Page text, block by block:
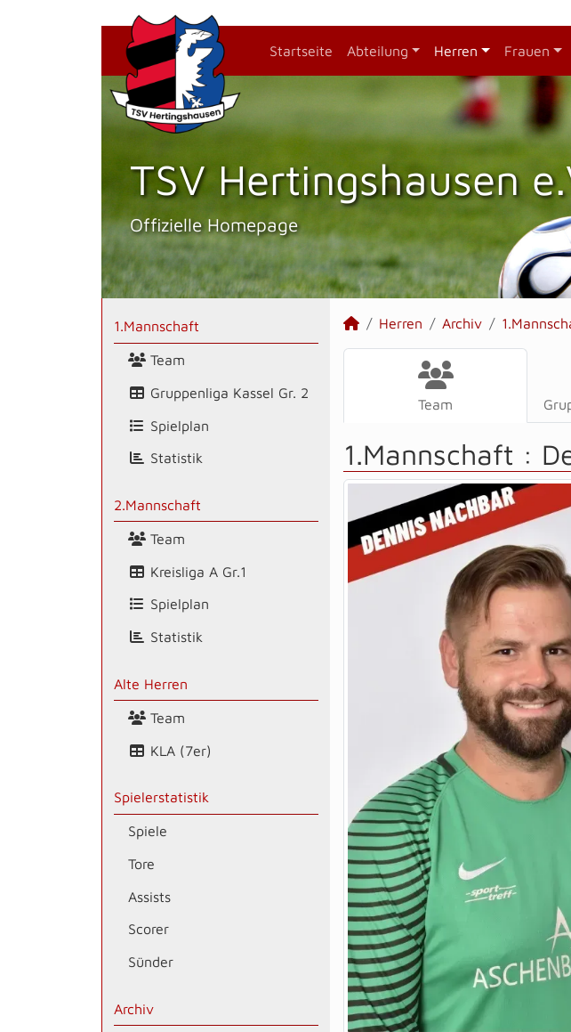
Startseite Abteilung Herren Frauen
TSV Hertings­hausen
Offizielle Homepage
1.Mannschaft
Team
Gruppenliga Kassel Gr. 2
Spielplan
Statistik
2.Mannschaft
Team
Kreisliga A Gr.1
Spielplan
Statistik
Alte Herren
Team
KLA (7er)
Spielerstatistik
Spiele
Tore
Assists
Scorer
Sünder
Archiv
Herren Archiv
Team
1.Mannschaft :